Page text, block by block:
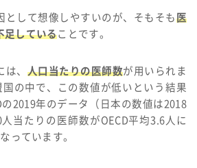
として想像しやすいのが、そもそも 医
足していることです。
は、 人口当たりの医師数が用いられま
国の中で、この数値が低いという結果
の2019年のデータ（日本の数値は2018
当たりの医師数がOECD平均3.6人に
っています。